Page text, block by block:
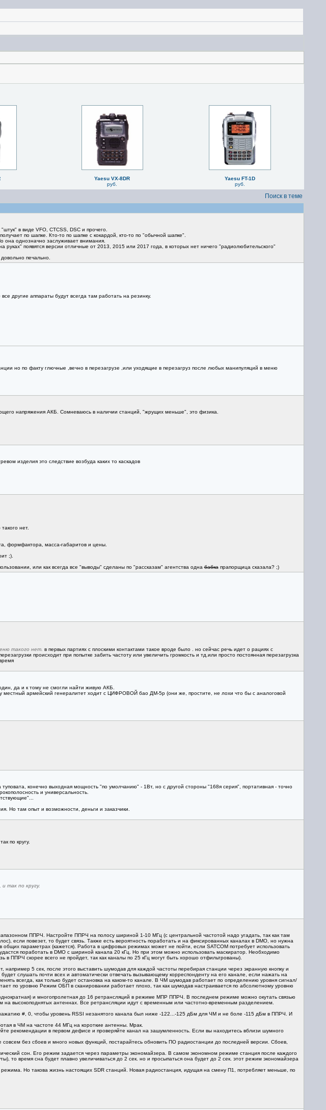
Yaesu VX-8DR
руб.
Yaesu FT-1D
руб.
Поиск в теме
в виде VFO, CTCSS, DSC и прочего.
по шапке. Кто-то по шапке с кокардой, кто-то по "обычной шапке".
она однозначно заслуживает внимания.
руках" появятся версии отличные от 2013, 2015 или 2017 года, в которых нет ничего "радиолюбительского"
печально.
другие аппараты будут всегда там работать на резинку.
но по факту глючные ,вечно в перезагрузе ,или уходящие в перезагруз после любых манипуляций в меню
напряжения АКБ. Сомневаюсь в наличии станций, "жрущих меньше", это физика.
изделия это следствие возбуда каких то каскадов
нет.
формфактора, масса-габаритов и цены.
;).
или как всегда все "выводы" сделаны по "рассказам" агентства однабабкапрапорщица сказала? ;)
такого нет. в первых партиях с плоскими контактами такое вроде было . но сейчас речь идет о рациях с
происходит при попытке забить частоту или увеличить громкость и тд.или просто постоянная перезагрузка
да и к тому не смогли найти живую АКБ.
армейский генералитет ходит с ЦИФРОВОЙ бао ДМ-5р (они же, простите, не лохи что бы с аналоговой
конечно выходная мощность "по умолчанию" - 1Вт, но с другой стороны "168я серия", портативная - точно
и универсальность.
Но там опыт и возможности, деньги и заказчики.
по кругу.
так по кругу.
ППРЧ. Настройте ППРЧ на полосу шириной 1-10 МГц (с центральной частотой надо угадать, так как там
если повезет, то будет связь. Также есть вероятность поработать и на фиксированных каналах в DMO, но нужна
параметрах (кажется). Работа в цифровых режимах может не пойти, если SATCOM потребует использовать
поработать в DMO с шириной канала 20 кГц. Но при этом можно использовать маскиратор. Необходимо
в ППРЧ скорее всего не пройдет, так как каналы по 25 кГц могут быть хорошо отфильтрованы).
5 сек, после этого выставить шумодав для каждой частоты перебирая станции через экранную кнопку и
слушать почти всех и автоматически отвечать вызывающему корреспонденту на его канале, если нажать на
всегда, как только будет остановка на каком-то канале. В ЧМ шумодав работает по определению уровня сигнал/
по уровню Режим ОБП в сканировании работает плохо, так как шумодав настраивается по абсолютному уровню
и многопролетная до 16 ретрансляций в режиме МПР ППРЧ. В последнем режиме можно окутать связью
высокоподнятых антеннах. Все ретрансляции идут с временным или частотно-временным разделением.
#, 0, чтобы уровень RSSI незанятого канала был ниже -122...-125 дБм для ЧМ и не боле -115 дБм в ППРЧ. И
в ЧМ на частоте 44 МГц на короткие антенны. Мрак.
рекомендации в первом дефисе и проверяйте канал на зашумленность. Если вы находитесь вблизи шумного
без сбоев и много новых функций, постарайтесь обновить ПО радиостанции до последней версии. Сбоев,
сон. Его режим задается через параметры экономайзера. В самом экономном режиме станция после каждого
то время сна будет плавно увеличиваться до 2 сек. но и просыпаться она будет до 2 сек. этот режим экономайзера
Но такова жизнь настоящих SDR станций. Новая радиостанция, идущая на смену П1, потребляет меньше, по